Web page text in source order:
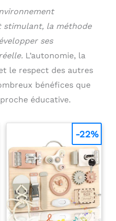
stimulant, la méthode
ses
L’autonomie, la
le respect des autres
bénéfices que
éducative.
-22%